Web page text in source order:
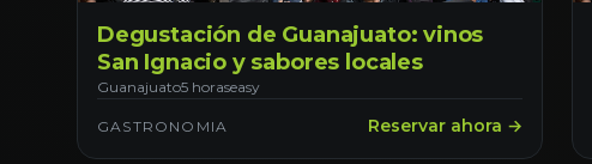
Degustación de Guanajuato: vinos
San Ignacio y sabores locales
Guanajuato5 horaseasy
GASTRONOMIA Reservar ahora →